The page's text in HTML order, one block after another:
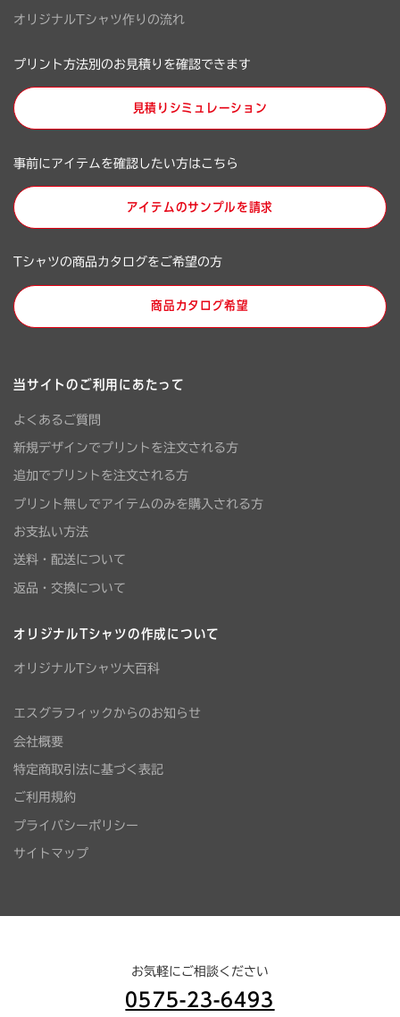
オリジナルTシャツ作りの流れ
プリント方法別のお見積りを確認できます
見積りシミュレーション
事前にアイテムを確認したい方はこちら
アイテムのサンプルを請求
Tシャツの商品カタログをご希望の方
商品カタログ希望
当サイトのご利用にあたって
よくあるご質問
新規デザインでプリントを注文される方
追加でプリントを注文される方
プリント無しでアイテムのみを購入される方
お支払い方法
送料・配送について
返品・交換について
オリジナルTシャツの作成について
オリジナルTシャツ大百科
エスグラフィックからのお知らせ
会社概要
特定商取引法に基づく表記
ご利用規約
プライバシーポリシー
サイトマップ
お気軽にご相談ください
0575-23-6493